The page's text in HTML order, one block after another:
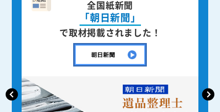
企業情報誌
「月刊CENTURY」
で取材掲載されました！